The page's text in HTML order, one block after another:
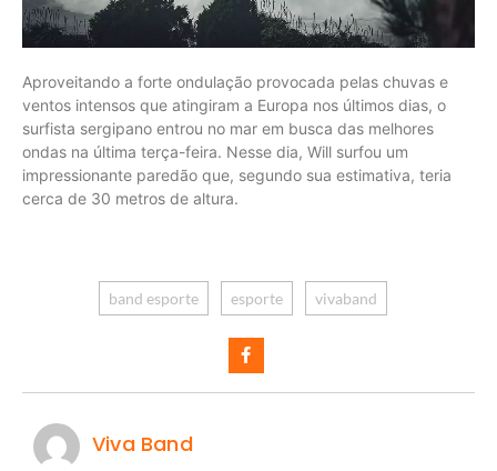
Aproveitando a forte ondulação provocada pelas chuvas e
ventos intensos que atingiram a Europa nos últimos dias, o
surfista sergipano entrou no mar em busca das melhores
ondas na última terça-feira. Nesse dia, Will surfou um
impressionante paredão que, segundo sua estimativa, teria
cerca de 30 metros de altura.
band esporte esporte vivaband
Viva Band